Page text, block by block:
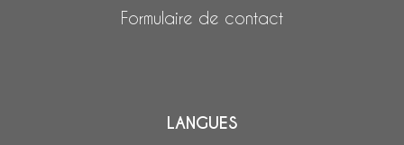
Formulaire de contact
LANGUES